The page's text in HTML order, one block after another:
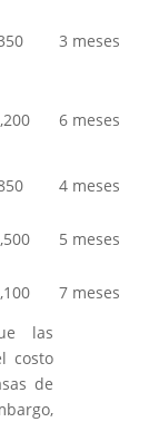
3 meses
6 meses
4 meses
5 meses
7 meses
las
costo
de